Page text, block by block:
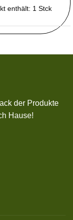
enthält: 1 Stck
der Produkte
Hause!